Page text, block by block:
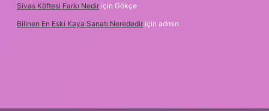
Sivas Köftesi Farkı Nedir için Gökçe
Bilinen En Eski Kaya Sanatı Nerededir için admin